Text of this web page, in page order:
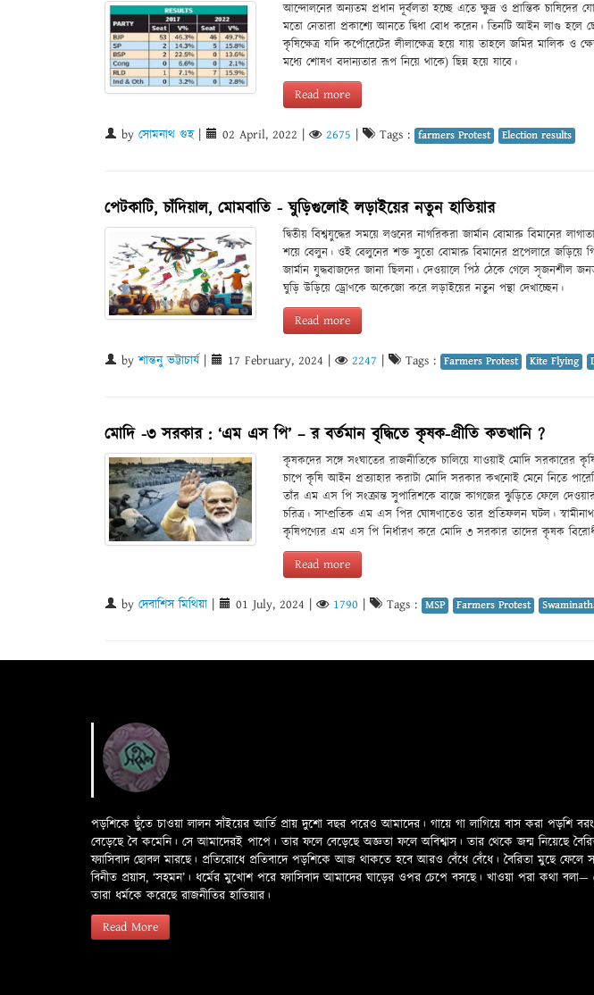
আন্দোলনের অন্যতম প্রধান দূর্বলতা হচ্ছে এতে ক্ষুদ্র ও প্রান্তিক চাষিদের
মতো নেতারা প্রকাশ্যে আনতে দ্বিধা বোধ করেন। তিনটি আইন লাগু হলে
কৃষিক্ষেত্র যদি কর্পোরেটের লীলাক্ষেত্র হয়ে যায় তাহলে জমির মালিক ও
মধ্যে শোষণ বদান্যতার রূপ নিয়ে থাকে) ছিন্ন হয়ে যাবে।
Read more
by সোমনাথ গুহ| 02 April, 2022 2675 Tags : farmers Protest Election results
পেটকাটি, চাঁদিয়াল, মোমবাতি - ঘুড়িগুলোই লড়াইয়ের নতুন হাতিয়ার
দ্বিতীয় বিশ্বযুদ্ধের সময়ে লণ্ডনের নাগরিকরা জার্মান বোমারু বিমানের
শয়ে বেলুন। ওই বেলুনের শক্ত সুতো বোমারু বিমানের প্রপেলারে জড়িয়ে
জার্মান যুদ্ধবাজদের জানা ছিলনা। দেওয়ালে পিঠ ঠেকে গেলে সৃজনশীল
ঘুড়ি উড়িয়ে ড্রোণকে অকেজো করে লড়াইয়ের নতুন পন্থা দেখাচ্ছেন।
Read more
byশান্তনু ভট্টাচার্য 17 February, 2024 2247 Tags : Farmers Protest Kite Flying
মোদি -৩ সরকার : ‘এম এস পি’ – র বর্তমান বৃদ্ধিতে কৃষক-প্রীতি কতখানি ?
কৃষকদের সঙ্গে সংঘাতের রাজনীতিকে চালিয়ে যাওয়াই মোদি সরকারের
চাপে কৃষি আইন প্রত্যাহার করাটা মোদি সরকার কখনোই মেনে নিতে
তাঁর এম এস পি সংক্রান্ত সুপারিশকে বাজে কাগজের ঝুড়িতে ফেলে
চরিত্র। সাম্প্রতিক এম এস পির ঘোষণাতেও তার প্রতিফলন ঘটল।
কৃষিপণ্যের এম এস পি নির্ধারণ করে মোদি ৩ সরকার তাদের কৃষক
Read more
by দেবাশিস মিথিয়া 01 July, 2024 1790 Tags : MSP Farmers Protest
পড়শিকে ছুঁতে চাওয়া লালন সাঁইয়ের আর্তি প্রায় দুশো বছর পরেও আমাদের। গায়ে গা লাগিয়ে বাস করা পড়শি
বেড়েছে বৈ কমেনি। সে আমাদেরই পাপে। তার ফলে বেড়েছে অজ্ঞতা ফলে অবিশ্বাস। তার থেকে জন্ম নিয়েছে
ফ্যাসিবাদ ছোবল মারছে। প্রতিরোধে প্রতিবাদে পড়শিকে আজ থাকতে হবে আরও বেঁধে বেঁধে। বৈরিতা মুছে
বিনীত প্রয়াস, ‘সহমন’। ধর্মের মুখোশ পরে ফ্যাসিবাদ আমাদের ঘাড়ের ওপর চেপে বসছে। খাওয়া পরা কথা
তারা ধর্মকে করেছে রাজনীতির হাতিয়ার।
Read More